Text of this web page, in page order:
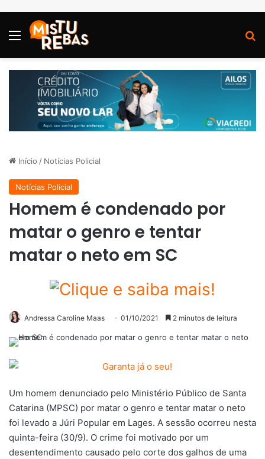
Menu
Início / Notícias Policial
Notícias Policial
Homem é condenado por
matar o genro e tentar
matar o neto em SC
Andressa Caroline Maas 01/10/2021 2 minutos de leitura
Um homem denunciado pelo Ministério Público de Santa
Catarina (MPSC) por matar o genro e tentar matar o neto
foi levado a Júri Popular em Lages. A sessão ocorreu nesta
quinta-feira (30/9). O crime foi motivado por um
desentendimento causado pelo corte dos galhos de uma